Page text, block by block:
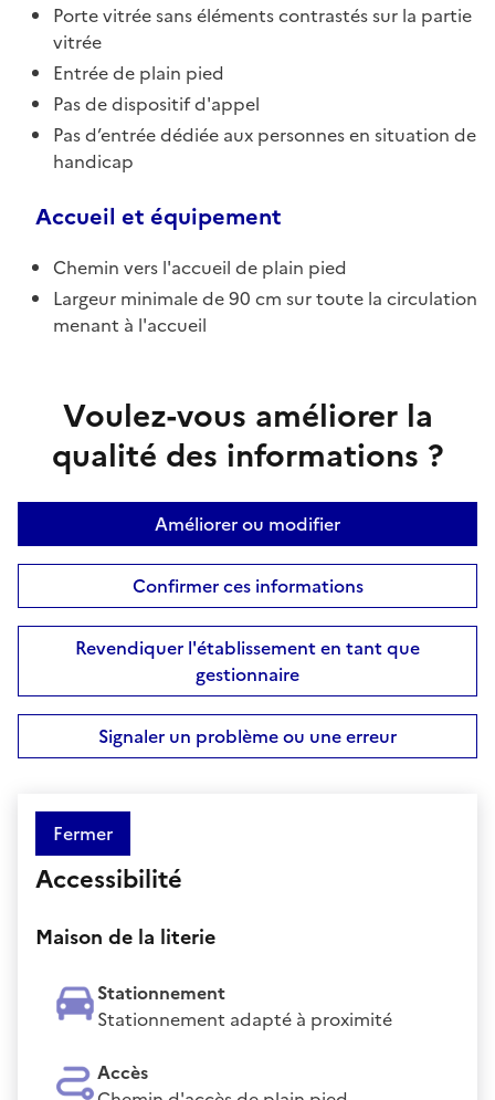
Porte vitrée sans éléments contrastés sur la partie
vitrée
Entrée de plain pied
Pas de dispositif d'appel
Pas d’entrée dédiée aux personnes en situation de
handicap
Accueil et équipement
Chemin vers l'accueil de plain pied
Largeur minimale de 90 cm sur toute la circulation
menant à l'accueil
Voulez-vous améliorer la
qualité des informations ?
Améliorer ou modifier
Confirmer ces informations
Revendiquer l'établissement en tant que
gestionnaire
Signaler un problème ou une erreur
Fermer
Accessibilité
Maison de la literie
Stationnement
Stationnement adapté à proximité
Accès